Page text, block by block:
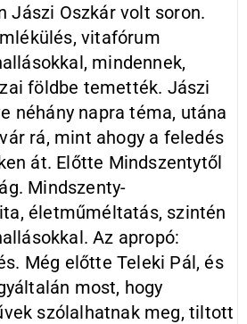
Jászi Oszkár volt soron.
vitafórum
mindennek,
földbe temették. Jászi
néhány napra téma, utána
rá, mint ahogy a feledés
át. Előtte Mindszentytől
Mindszenty-
életműméltatás, szintén
Az apropó:
Még előtte Teleki Pál, és
most, hogy
szólalhatnak meg, tiltott